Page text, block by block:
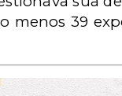
menos 39